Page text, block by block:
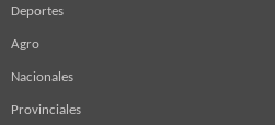
Deportes
Agro
Nacionales
Provinciales